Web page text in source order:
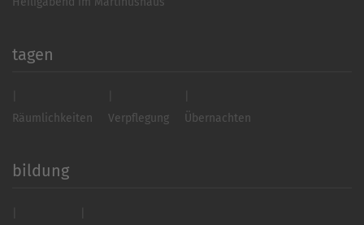
tagen
Räumlichkeiten Verpflegung Übernachten
bildung